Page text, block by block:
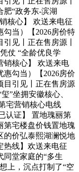
肥“政务东-滨湖
核心】 欢送来电征
当）【2026房价特
见丨正在售房源丨
仗 “全龄优良学
销核心】 欢送来电
勾当）【2026房价
目引见丨正在售房源
”坐拥安徽核心、
宅营销核心电线
认证】 置地瑰丽第
第宅楼盘价钱置地瑰
的价弘泰熙湖澜悦地
热线】欢送来电征
同堂家庭的“多生
上，沉点打制了“空